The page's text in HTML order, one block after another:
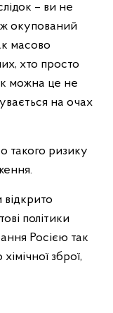
– ви не
окупований
масово
хто просто
можна це не
на очах
такого ризику
відкрито
політики
Росією так
зброї,